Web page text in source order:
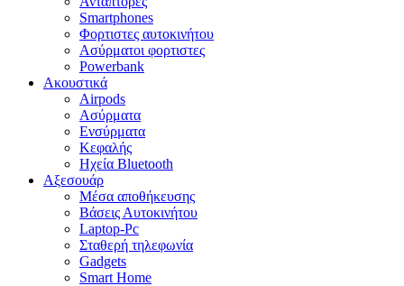
Smartphones
Φορτιστες αυτοκινήτου
Ασύρματοι φορτιστες
Powerbank
Ακουστικά
Airpods
Ασύρματα
Ενσύρματα
Κεφαλής
Ηχεία Bluetooth
Αξεσουάρ
Μέσα αποθήκευσης
Βάσεις Αυτοκινήτου
Laptop-Pc
Σταθερή τηλεφωνία
Gadgets
Smart Home